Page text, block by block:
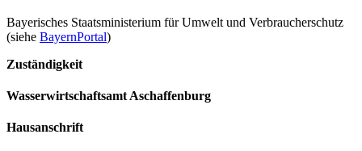
Bayerisches Staatsministerium für Umwelt und Verbraucherschutz
(siehe BayernPortal)
Zuständigkeit
Wasserwirtschaftsamt Aschaffenburg
Hausanschrift